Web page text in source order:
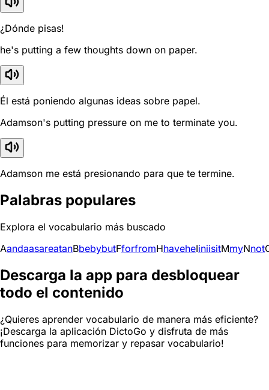
¿Dónde pisas!
he's putting a few thoughts down on paper.
Él está poniendo algunas ideas sobre papel.
Adamson's putting pressure on me to terminate you.
Adamson me está presionando para que te termine.
Palabras populares
Explora el vocabulario más buscado
AandaasareatanBbebybutFforfromHhaveheIiniisitMmyNnot
Descarga la app para desbloquear
todo el contenido
¿Quieres aprender vocabulario de manera más eficiente?
¡Descarga la aplicación DictoGo y disfruta de más
funciones para memorizar y repasar vocabulario!